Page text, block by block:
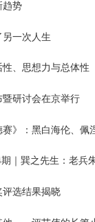
趋势
一次人生
、思想力与总体性
暨研讨会在京举行
：黑白海伦、佩涅罗佩
期｜巽之先生：老兵
选结果揭晓